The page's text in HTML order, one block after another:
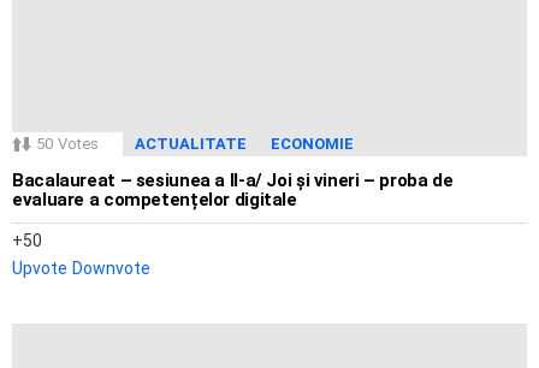
50 Votes ACTUALITATE ECONOMIE
Bacalaureat – sesiunea a II-a/ Joi și vineri – proba de
evaluare a competențelor digitale
50
Upvote Downvote